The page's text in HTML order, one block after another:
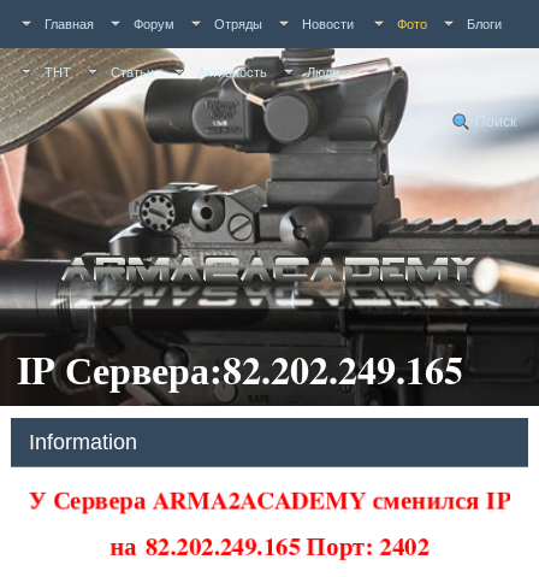
Главная Форум Отряды Новости Фото Блоги
ТНТ Статьи Активность Люди
Поиск
IP Сервера:82.202.249.165
Information
У Сервера ARMA2ACADEMY сменился IP
на82.202.249.165 Порт: 2402